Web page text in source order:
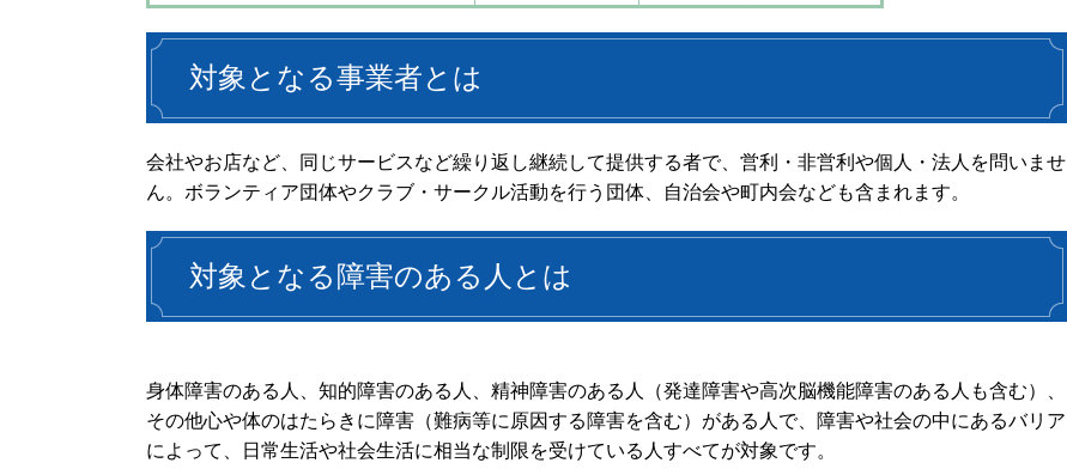
対象となる事業者とは
会社やお店など、同じサービスなど繰り返し継続して提供する者で、営利・非営利や個人・法人を問いませ
ん。ボランティア団体やクラブ・サークル活動を行う団体、自治会や町内会なども含まれます。
対象となる障害のある人とは
身体障害のある人、知的障害のある人、精神障害のある人（発達障害や高次脳機能障害のある人も含む）、
その他心や体のはたらきに障害（難病等に原因する障害を含む）がある人で、障害や社会の中にあるバリア
によって、日常生活や社会生活に相当な制限を受けている人すべてが対象です。